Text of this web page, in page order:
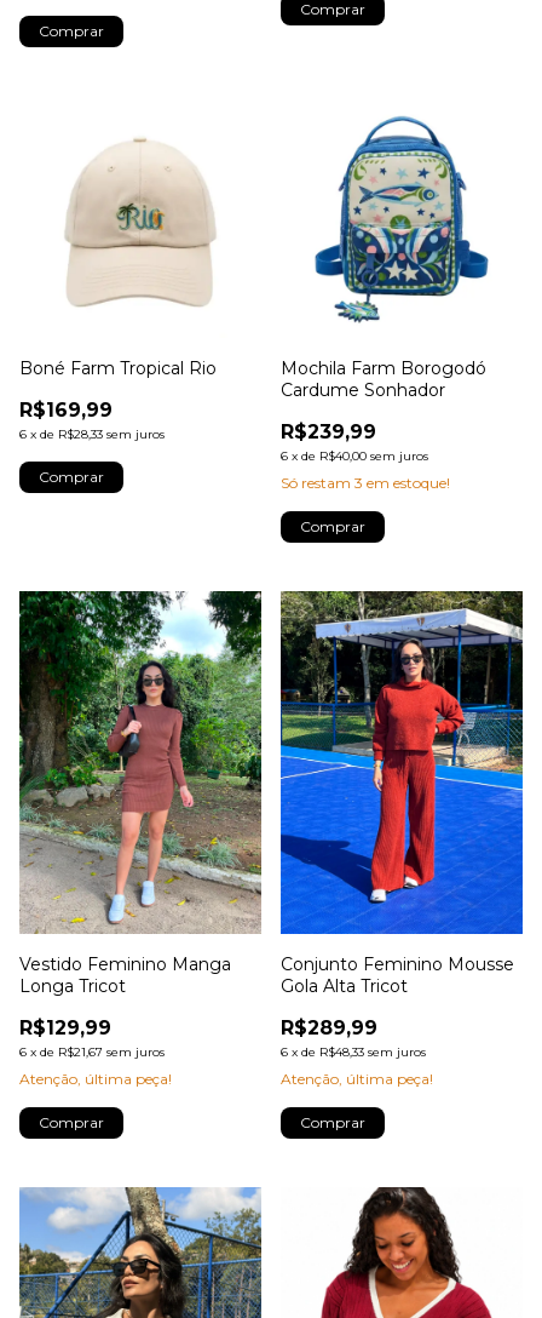
Boné Farm Tropical Rio
R$169,99
6 x de R$28,33 sem juros
Mochila Farm Borogodó
Cardume Sonhador
R$239,99
6 x de R$40,00 sem juros
Só restam 3 em estoque!
Vestido Feminino Manga
Longa Tricot
R$129,99
6 x de R$21,67 sem juros
Atenção, última peça!
Comprar
Conjunto Feminino Mousse
Gola Alta Tricot
R$289,99
6 x de R$48,33 sem juros
Atenção, última peça!
Comprar